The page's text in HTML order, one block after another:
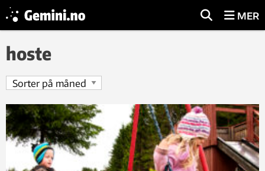
MER
hoste